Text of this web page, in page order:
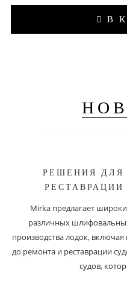
В
РЕШЕНИЯ ДЛЯ
РЕСТАВРАЦИИ
Mirka предлагает
различных
производства лодок, включая
до ремонта и реставрации
судов,